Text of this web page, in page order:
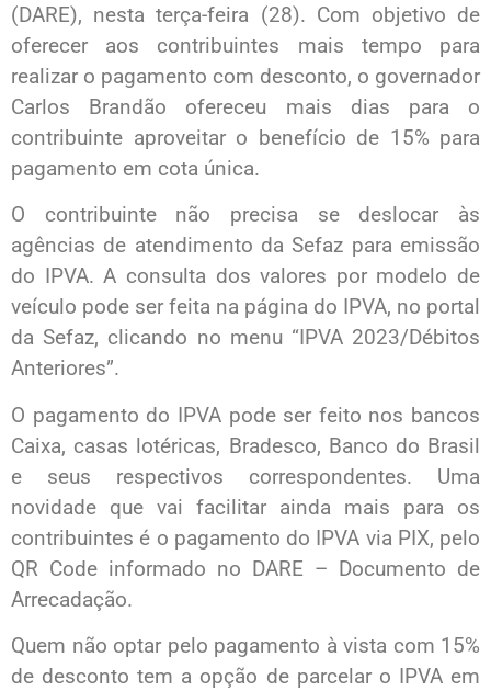
(DARE), nesta terça-feira (28). Com objetivo de
oferecer aos contribuintes mais tempo para
realizar o pagamento com desconto, o governador
Carlos Brandão ofereceu mais dias para o
contribuinte aproveitar o benefício de 15% para
pagamento em cota única.
O contribuinte não precisa se deslocar às
agências de atendimento da Sefaz para emissão
do IPVA. A consulta dos valores por modelo de
veículo pode ser feita na página do IPVA, no portal
da Sefaz, clicando no menu “IPVA 2023/Débitos
Anteriores”.
O pagamento do IPVA pode ser feito nos bancos
Caixa, casas lotéricas, Bradesco, Banco do Brasil
e seus respectivos correspondentes. Uma
novidade que vai facilitar ainda mais para os
contribuintes é o pagamento do IPVA via PIX, pelo
QR Code informado no DARE – Documento de
Arrecadação.
Quem não optar pelo pagamento à vista com 15%
de desconto tem a opção de parcelar o IPVA em